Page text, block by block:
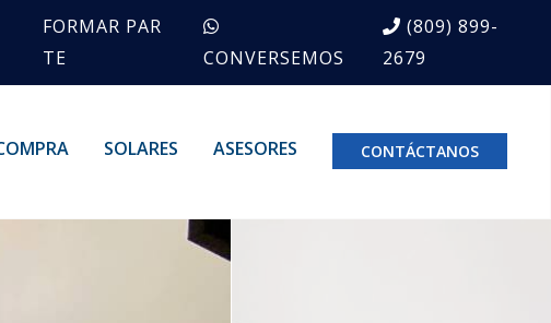
FORMAR PAR
TE
CONVERSEMOS
(809) 899-
2679
SOLARES ASESORES CONTÁCTANOS